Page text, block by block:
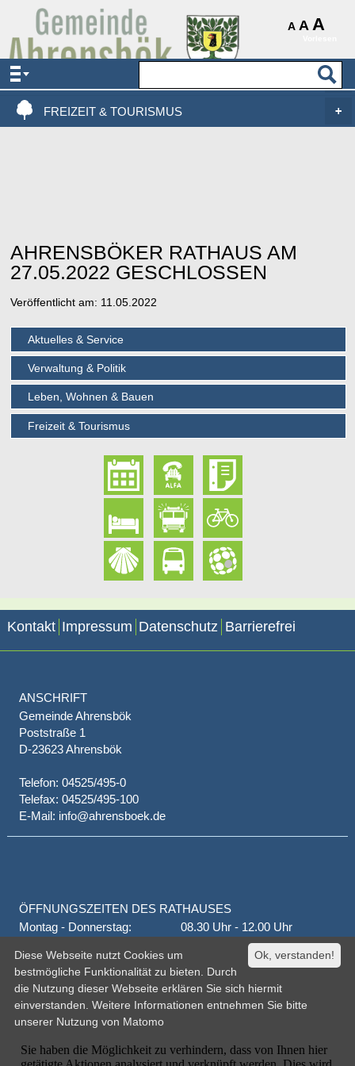
A A A
AKTUELLES & SERVICE
VERWALTUNG & POLITIK
FREIZEIT & TOURISMUS
AHRENSBÖKER RATHAUS AM
27.05.2022 GESCHLOSSEN
Veröffentlicht am: 11.05.2022
Aktuelles & Service
Verwaltung & Politik
Leben, Wohnen & Bauen
Freizeit & Tourismus
Kontakt Impressum Datenschutz Barrierefrei
ANSCHRIFT
Gemeinde Ahrensbök
Poststraße 1
D-23623 Ahrensbök
Telefon: 04525/495-0
Telefax: 04525/495-100
E-Mail: info@ahrensboek.de
ÖFFNUNGSZEITEN DES RATHAUSES
Montag - Donnerstag:
08.30 Uhr - 12.00 Uhr
14.00 Uhr - 18.00 Uhr
jeden 1. und 3. Montag
16.00 Uhr - 18.00 Uhr
Freitag
geschlossen
oder nach Vereinbarung
Ok, verstanden!
Diese Webseite nutzt Cookies um
bestmögliche Funktionalität zu bieten. Durch
die Nutzung dieser Webseite erklären Sie sich hiermit
einverstanden. Weitere Informationen entnehmen Sie bitte
unserer Nutzung von Matomo